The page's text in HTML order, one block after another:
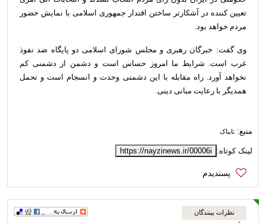
تعیین کننده در آشکارتر ساختن اقتدار جمهوری اسلامی با نمایش حضور
مردم خواهد بود.
وی گفت: خبرگان رهبری و مجلس شورای اسلامی دو پایگاه ضد نفوذ
غرب است. شرایط ما امروز حساس است و دشمن از دشمنی کم
نخواهد آورد. راه مقابله با این دشمنی وحدت و انسجام است و تحمل
همدیگر با رعایت مبانی دینی.
منبع: تابناک
لینک کوتاه: https://nayzinews.ir/00006i
نظرات بینندگان